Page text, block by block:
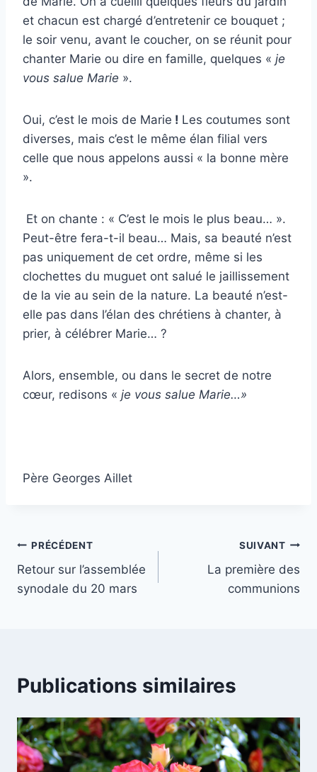
et chacun est chargé d’entretenir ce bouquet ;
le soir venu, avant le coucher, on se réunit pour
chanter Marie ou dire en famille, quelques « je
vous salue Marie ».
Oui, c’est le mois de Marie ! Les coutumes sont
diverses, mais c’est le même élan filial vers
celle que nous appelons aussi « la bonne mère
».
Et on chante : « C’est le mois le plus beau… ».
Peut-être fera-t-il beau… Mais, sa beauté n’est
pas uniquement de cet ordre, même si les
clochettes du muguet ont salué le jaillissement
de la vie au sein de la nature. La beauté n’est-
elle pas dans l’élan des chrétiens à chanter, à
prier, à célébrer Marie… ?
Alors, ensemble, ou dans le secret de notre
cœur, redisons « je vous salue Marie…»
Père Georges Aillet
Navigation
de
PRÉCÉDENT
Retour sur l’assemblée
synodale du 20 mars
SUIVANT
La première des
communions
Publications similaires